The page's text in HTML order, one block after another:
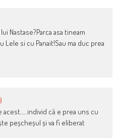
Nastase?Parca asa tineam
Lele si cu Panait!Sau ma duc prea
acest…..individ că e prea uns cu
peșcheșul și va fi eliberat